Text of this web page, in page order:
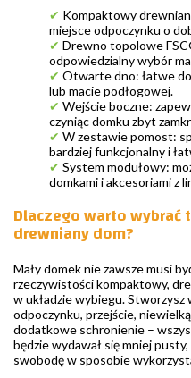
✔ Kompaktowy
miejsce odpoczynku o
✔ Drewno topolowe
odpowiedzialny wybór
✔ Otwarte dno: łatwe
lub macie podłogowej.
✔ Wejście boczne:
czyniąc domku zbyt
✔ W zestawie pomost:
bardziej funkcjonalny i
✔ System modułowy:
domkami i akcesoriami z
Dlaczego warto
drewniany dom?
Mały domek nie zawsze musi
rzeczywistości kompaktowy,
w układzie wybiegu.
odpoczynku, przejście,
dodatkowe schronienie –
będzie wydawał się mniej
swobodę w sposobie